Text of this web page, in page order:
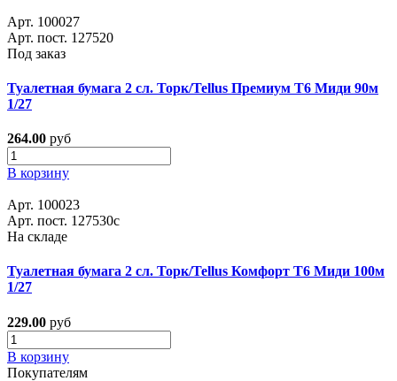
Арт. 100027
Арт. пост. 127520
Под заказ
Туалетная бумага 2 сл. Торк/Tellus Премиум Т6 Миди 90м
1/27
264.00 руб
В корзину
Арт. 100023
Арт. пост. 127530с
На складе
Туалетная бумага 2 сл. Торк/Tellus Комфорт Т6 Миди 100м
1/27
229.00 руб
В корзину
Покупателям